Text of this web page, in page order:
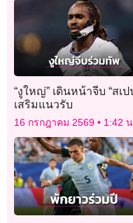
“งูใหญ่” เดินหน้าจีบ “สเป
เสริมแนวรับ
16 กรกฎาคม 2569 1:42 น.